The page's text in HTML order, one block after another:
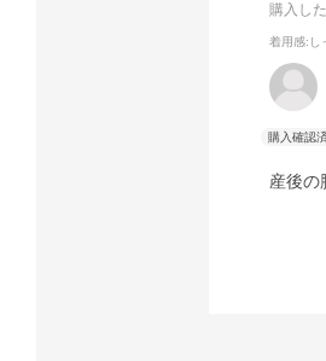
購入し
着用感:し
産後の